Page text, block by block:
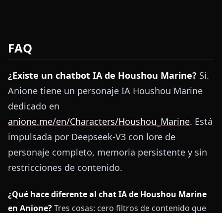
FAQ
¿Existe un chatbot IA de Houshou Marine? Sí.
Anione tiene un personaje IA Houshou Marine
dedicado en
anione.me/en/Characters/Houshou_Marine. Está
impulsada por Deepseek-V3 con lore de
personaje completo, memoria persistente y sin
restricciones de contenido.
¿Qué hace diferente al chat IA de Houshou Marine
en Anione?Tres cosas: cero filtros de contenido que